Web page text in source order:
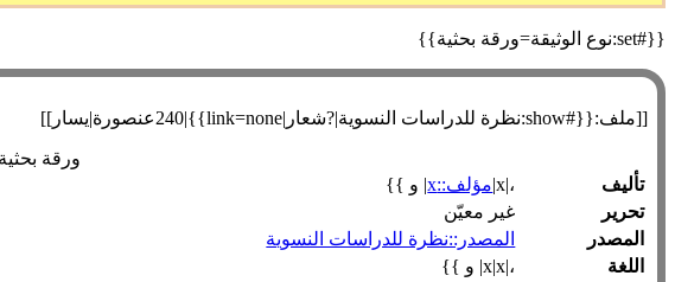
{{#set:نوع الوثيقة=ورقة بحثية}}
[[ملف:{{#show:نظرة للدراسات النسوية|?شعار|link=none}}|240عنصورة|يسار]]
ورقة بحثية
تأليف
،|x| مؤلف::x | و }}
تحرير
غير معيّن
المصدر
المصدر::نظرة للدراسات النسوية
اللغة
،|x|x| و }}